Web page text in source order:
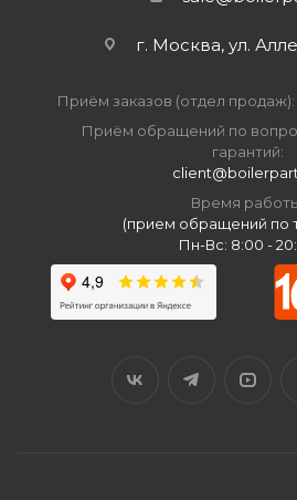
г. Москва, ул.
Приём заказов (отдел продаж):
Приём обращений по
гарантий:
Время
(прием обращений по
Пн-Вс: 8:00 -